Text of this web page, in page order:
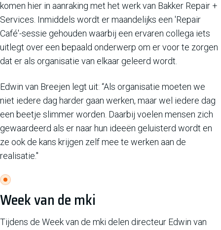
komen hier in aanraking met het werk van Bakker Repair +
Services. Inmiddels wordt er maandelijks een 'Repair
Café'-sessie gehouden waarbij een ervaren collega iets
uitlegt over een bepaald onderwerp om er voor te zorgen
dat er als organisatie van elkaar geleerd wordt.
Edwin van Breejen legt uit: “Als organisatie moeten we
niet iedere dag harder gaan werken, maar wel iedere dag
een beetje slimmer worden. Daarbij voelen mensen zich
gewaardeerd als er naar hun ideeën geluisterd wordt en
ze ook de kans krijgen zelf mee te werken aan de
realisatie."
Week van de mki
Tijdens de Week van de mki delen directeur Edwin van